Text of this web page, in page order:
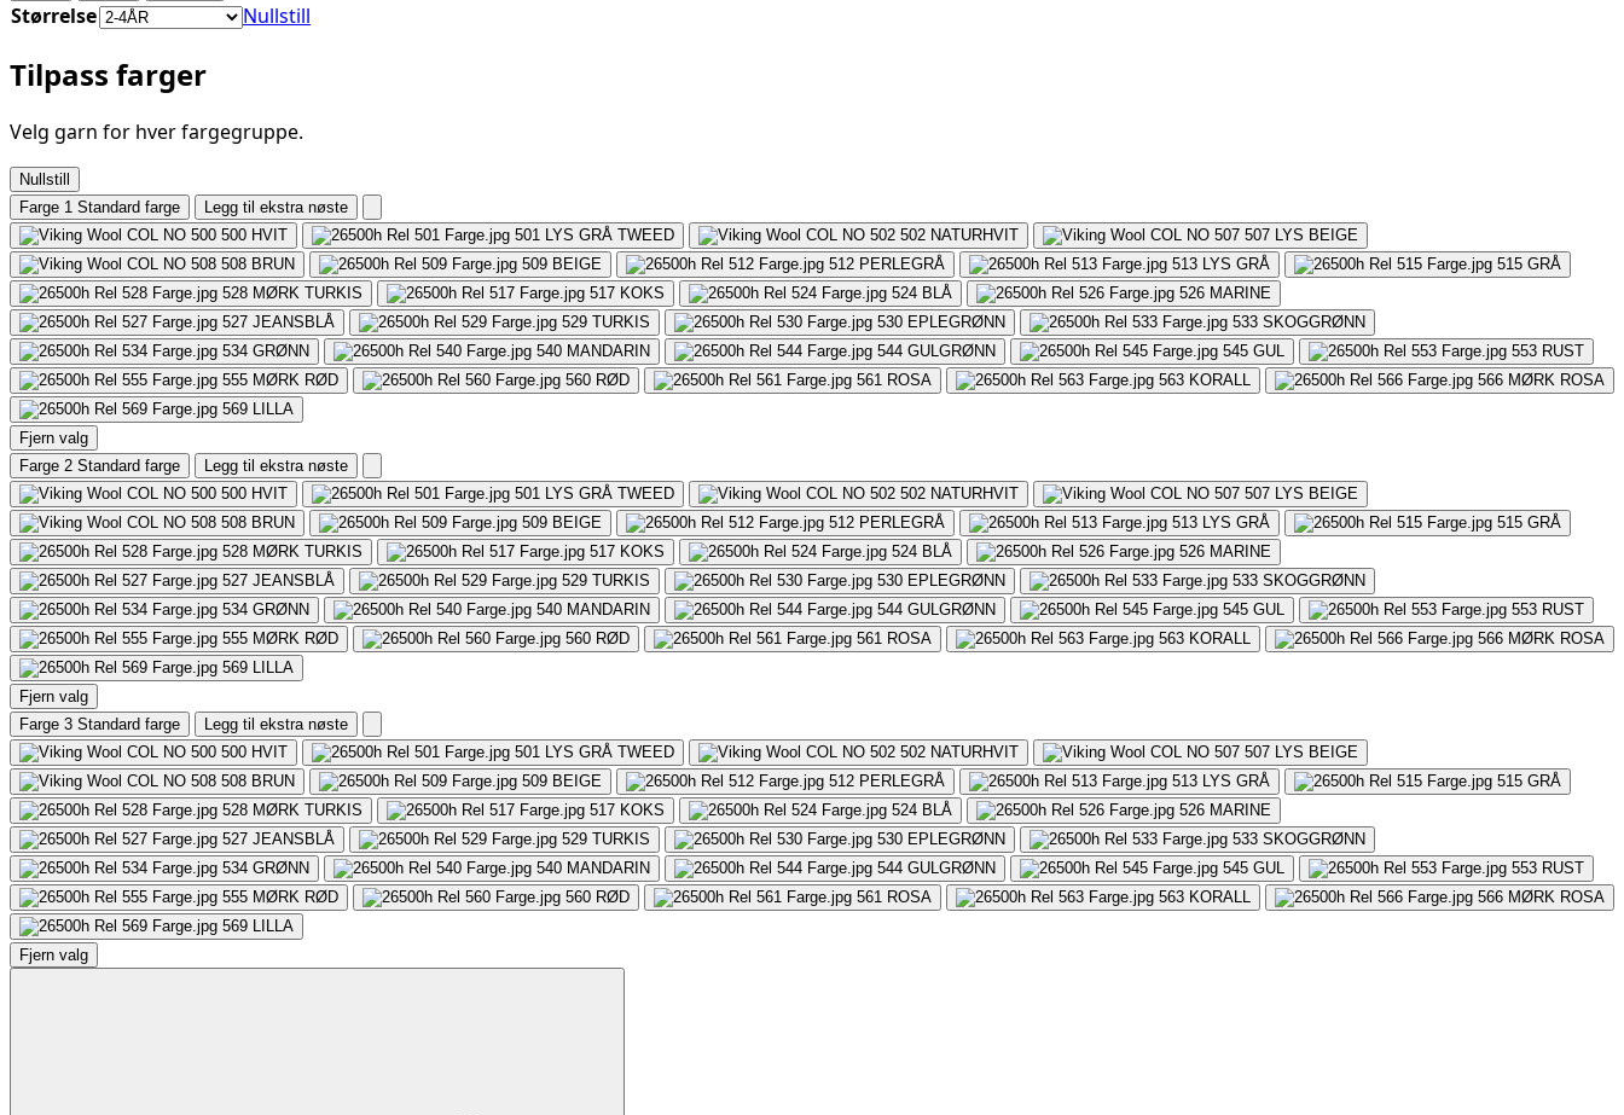
Størrelse Nullstill
Tilpass farger
Velg garn for hver fargegruppe.
Nullstill
Farge 1 Standard farge
Legg til ekstra nøste
500 HVIT 501 LYS GRÅ TWEED 502 NATURHVIT 507 LYS BEIGE
508 BRUN 509 BEIGE 512 PERLEGRÅ 513 LYS GRÅ 515 GRÅ
528 MØRK TURKIS 517 KOKS 524 BLÅ 526 MARINE
527 JEANSBLÅ 529 TURKIS 530 EPLEGRØNN 533 SKOGGRØNN
534 GRØNN 540 MANDARIN 544 GULGRØNN 545 GUL 553 RUST
555 MØRK RØD 560 RØD 561 ROSA 563 KORALL 566 MØRK ROSA
569 LILLA
Fjern valg
Farge 2 Standard farge
Legg til ekstra nøste
500 HVIT 501 LYS GRÅ TWEED 502 NATURHVIT 507 LYS BEIGE
508 BRUN 509 BEIGE 512 PERLEGRÅ 513 LYS GRÅ 515 GRÅ
528 MØRK TURKIS 517 KOKS 524 BLÅ 526 MARINE
527 JEANSBLÅ 529 TURKIS 530 EPLEGRØNN 533 SKOGGRØNN
534 GRØNN 540 MANDARIN 544 GULGRØNN 545 GUL 553 RUST
555 MØRK RØD 560 RØD 561 ROSA 563 KORALL 566 MØRK ROSA
569 LILLA
Fjern valg
Farge 3 Standard farge
Legg til ekstra nøste
500 HVIT 501 LYS GRÅ TWEED 502 NATURHVIT 507 LYS BEIGE
508 BRUN 509 BEIGE 512 PERLEGRÅ 513 LYS GRÅ 515 GRÅ
528 MØRK TURKIS 517 KOKS 524 BLÅ 526 MARINE
527 JEANSBLÅ 529 TURKIS 530 EPLEGRØNN 533 SKOGGRØNN
534 GRØNN 540 MANDARIN 544 GULGRØNN 545 GUL 553 RUST
555 MØRK RØD 560 RØD 561 ROSA 563 KORALL 566 MØRK ROSA
569 LILLA
Fjern valg